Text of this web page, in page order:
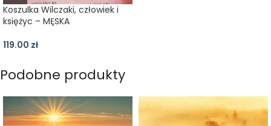
Koszulka Wilczaki, człowiek i
księżyc – MĘSKA
119.00 zł
Podobne produkty